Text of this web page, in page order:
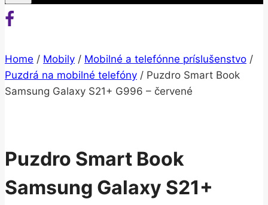
Home / Mobily / Mobilné a telefónne príslušenstvo /
Puzdrá na mobilné telefóny / Puzdro Smart Book
Samsung Galaxy S21+ G996 – červené
Puzdro Smart Book
Samsung Galaxy S21+